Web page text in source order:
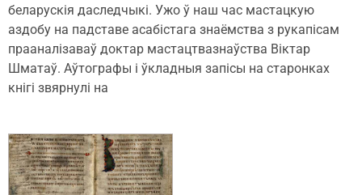
беларускія даследчыкі. Ужо ў наш час мастацкую
аздобу на падставе асабістага знаёмства з рукапісам
прааналізаваў доктар мастацтвазнаўства Віктар
Шматаў. Аўтографы і ўкладныя запісы на старонках
кнігі звярнулі на